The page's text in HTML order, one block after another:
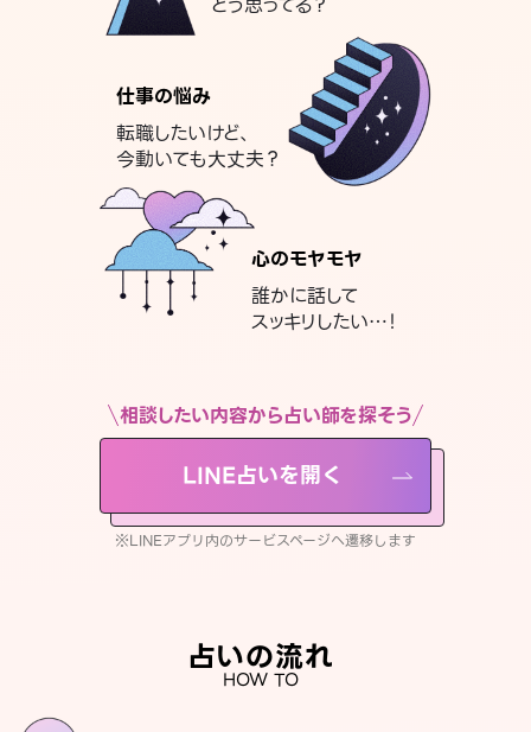
仕事の悩み
転職したいけど、
今動いても大丈夫？
心のモヤモヤ
誰かに話して
スッキリしたい…！
相談したい内容から占い師を探そう
LINE占いを開く
※LINEアプリ内のサービスページへ遷移します
占いの流れ
HOW TO